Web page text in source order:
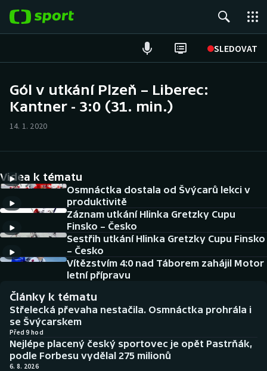
SLEDOVAT
Hokej
Cyklistika
DALŠÍ SPORTY
Americký fotbal
Baseball a softbal
Basketbal
Biatlon
Boby a skeleton
NEPŘEHLÉDNĚTE
Historické návraty
Aplikace ČT sport
AZ kvíz
Gól v utkání Plzeň – Liberec:
Kantner - 3:0 (31. min.)
14. 1. 2020
Videa k tématu
Osmnáctka dostala od Švýcarů lekci v
produktivitě
Záznam utkání Hlinka Gretzky Cupu
Finsko – Česko
Sestřih utkání Hlinka Gretzky Cupu Finsko
– Česko
Vítězstvím 4:0 nad Táborem zahájil Motor
letní přípravu
Články k tématu
Střelecká převaha nestačila. Osmnáctka prohrála i
se Švýcarskem
Před 9 hod
Nejlépe placený český sportovec je opět Pastrňák,
podle Forbesu vydělal 275 milionů
6. 8. 2026